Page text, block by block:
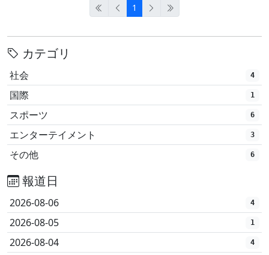
1
カテゴリ
社会 4
国際 1
スポーツ 6
エンターテイメント 3
その他 6
報道日
2026-08-06 4
2026-08-05 1
2026-08-04 4